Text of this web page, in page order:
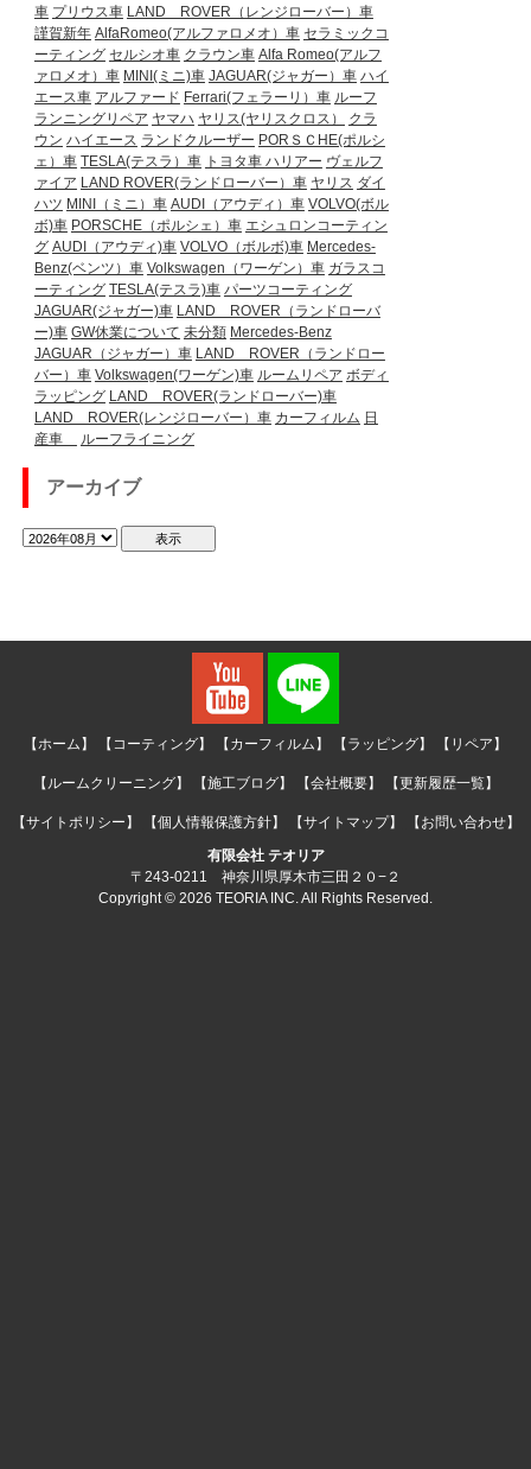
車 プリウス車 LAND ROVER（レンジローバー）車
謹賀新年 AlfaRomeo(アルファロメオ）車 セラミックコ
ーティング セルシオ車 クラウン車 Alfa Romeo(アルフ
ァロメオ）車 MINI(ミニ)車 JAGUAR(ジャガー）車 ハイ
エース車 アルファード Ferrari(フェラーリ）車 ルーフ
ランニングリペア ヤマハ ヤリス(ヤリスクロス）
クラ
ウン ハイエース ランドクルーザー PORＳＣHE(ポルシ
ェ）車 TESLA(テスラ）車 トヨタ車 ハリアー ヴェルフ
ァイア LAND ROVER(ランドローバー）車 ヤリス ダイ
ハツ MINI（ミニ）車 AUDI（アウディ）車 VOLVO(ボル
ボ)車 PORSCHE（ポルシェ）車 エシュロンコーティン
グ AUDI（アウディ)車 VOLVO（ボルボ)車 Mercedes-
Benz(ベンツ）車 Volkswagen（ワーゲン）車 ガラスコ
ーティング TESLA(テスラ)車 パーツコーティング
JAGUAR(ジャガー)車 LAND ROVER（ランドローバ
ー)車 GW休業について 未分類 Mercedes-Benz
JAGUAR（ジャガー）車 LAND ROVER（ランドロー
バー）車 Volkswagen(ワーゲン)車 ルームリペア ボディ
ラッピング LAND ROVER(ランドローバー)車
LAND ROVER(レンジローバー）車 カーフィルム 日
産車
ルーフライニング
アーカイブ
【ホーム】 【コーティング】 【カーフィルム】 【ラッピング】 【リペア】
【ルームクリーニング】 【施工ブログ】 【会社概要】 【更新履歴一覧】
【サイトポリシー】 【個人情報保護方針】 【サイトマップ】
【お問い合わせ】
有限会社 テオリア
〒243-0211 神奈川県厚木市三田２０−２
Copyright © 2026 TEORIA INC. All Rights Reserved.